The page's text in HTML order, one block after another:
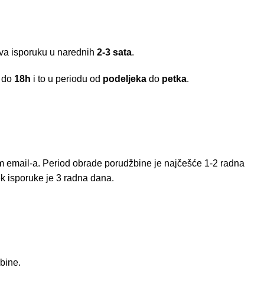
isporuku u narednih 2-3 sata.
do 18h i to u periodu od podeljeka do petka.
email-a. Period obrade porudžbine je najčešće 1-2 radna
isporuke je 3 radna dana.